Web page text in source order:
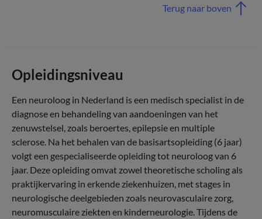
Terug naar boven
Opleidingsniveau
Een neuroloog in Nederland is een medisch specialist in de
diagnose en behandeling van aandoeningen van het
zenuwstelsel, zoals beroertes, epilepsie en multiple
sclerose. Na het behalen van de basisartsopleiding (6 jaar)
volgt een gespecialiseerde opleiding tot neuroloog van 6
jaar. Deze opleiding omvat zowel theoretische scholing als
praktijkervaring in erkende ziekenhuizen, met stages in
neurologische deelgebieden zoals neurovasculaire zorg,
neuromusculaire ziekten en kinderneurologie. Tijdens de